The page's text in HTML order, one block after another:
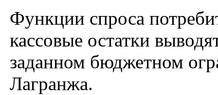
Функции спроса
кассовые остатки
заданном бюджетном
Лагранжа.